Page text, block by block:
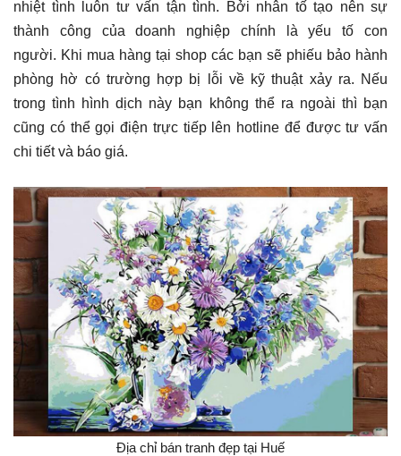
nhiệt tình luôn tư vấn tận tình. Bởi nhân tố tạo nên sự
thành công của doanh nghiệp chính là yếu tố con
người. Khi mua hàng tại shop các bạn sẽ phiếu bảo hành
phòng hờ có trường hợp bị lỗi về kỹ thuật xảy ra. Nếu
trong tình hình dịch này bạn không thể ra ngoài thì bạn
cũng có thể gọi điện trực tiếp lên hotline để được tư vấn
chi tiết và báo giá.
Địa chỉ bán tranh đẹp tại Huế